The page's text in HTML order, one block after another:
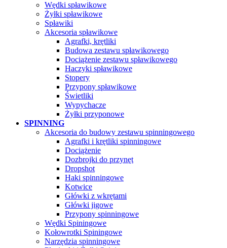
Wędki spławikowe
Żyłki spławikowe
Spławiki
Akcesoria spławikowe
Agrafki, krętliki
Budowa zestawu spławikowego
Dociążenie zestawu spławikowego
Haczyki spławikowe
Stopery
Przypony spławikowe
Świetliki
Wypychacze
Żyłki przyponowe
SPINNING
Akcesoria do budowy zestawu spinningowego
Agrafki i krętliki spinningowe
Dociążenie
Dozbrojki do przynęt
Dropshot
Haki spinningowe
Kotwice
Główki z wkrętami
Główki jigowe
Przypony spinningowe
Wędki Spiningowe
Kołowrotki Spiningowe
Narzędzia spinningowe